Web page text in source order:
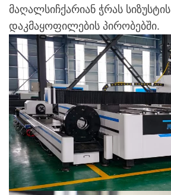
მაღალსიჩქარიან ჭრას სიზუსტის
დაკმაყოფილების პირობებში.